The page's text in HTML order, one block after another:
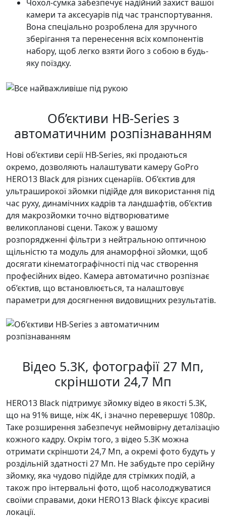
Чохол-сумка забезпечує надійний захист вашої
камери та аксесуарів під час транспортування.
Вона спеціально розроблена для зручного
зберігання та перенесення всіх компонентів
набору, щоб легко взяти його з собою в будь-
яку поїздку.
Об’єктиви HB-Series з
автоматичним розпізнаванням
Нові об’єктиви серії HB-Series, які продаються
окремо, дозволяють налаштувати камеру GoPro
HERO13 Black для різних сценаріїв. Об’єктив для
ультраширокої зйомки підійде для використання під
час руху, динамічних кадрів та ландшафтів, об’єктив
для макрозйомки точно відтворюватиме
великопланові сцени. Також у вашому
розпорядженні фільтри з нейтральною оптичною
щільністю та модуль для анаморфної зйомки, щоб
досягати кінематографічності під час створення
професійних відео. Камера автоматично розпізнає
об’єктив, що встановлюється, та налаштовує
параметри для досягнення видовищних результатів.
Відео 5.3K, фотографії 27 Мп,
скріншоти 24,7 Мп
HERO13 Black підтримує зйомку відео в якості 5.3K,
що на 91% вище, ніж 4K, і значно перевершує 1080p.
Таке розширення забезпечує неймовірну деталізацію
кожного кадру. Окрім того, з відео 5.3K можна
отримати скріншоти 24,7 Мп, а окремі фото будуть у
роздільній здатності 27 Мп. Не забудьте про серійну
зйомку, яка чудово підійде для стрімких подій, а
також про інтервальні фото, щоб насолоджуватися
своїми справами, доки HERO13 Black фіксує красиві
локації.